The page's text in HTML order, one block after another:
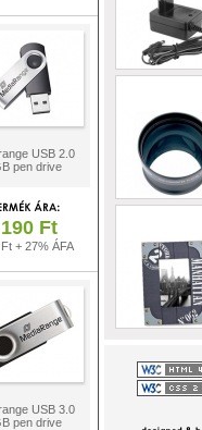
USB 2.0
pen drive
Ft
+ 27% ÁFA
USB 3.0
pen drive